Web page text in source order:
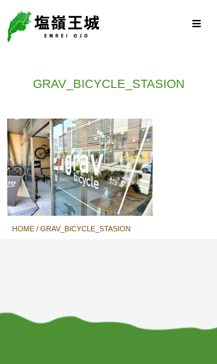
GRAV_BICYCLE_STASION
HOME / GRAV_BICYCLE_STASION